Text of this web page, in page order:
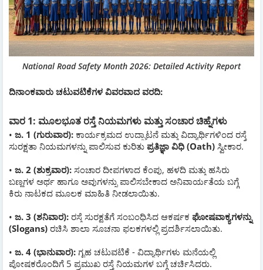
National Road Safety Month 2026: Detailed Activity Report
ದಿನಾಂಕವಾರು ಚಟುವಟಿಕೆಗಳ ವಿವರವಾದ ವರದಿ:
ವಾರ 1: ಮೂಲಭೂತ ರಸ್ತೆ ನಿಯಮಗಳು ಮತ್ತು ಸಂಚಾರ ಚಿಹ್ನೆಗಳು
• ಜ. 1 (ಗುರುವಾರ): ಕಾರ್ಯಕ್ರಮದ ಉದ್ಘಾಟನೆ ಮತ್ತು ವಿದ್ಯಾರ್ಥಿಗಳಿಂದ ರಸ್ತೆ
ಸುರಕ್ಷತಾ ನಿಯಮಗಳನ್ನು ಪಾಲಿಸುವ ಕುರಿತು ಪ್ರತಿಜ್ಞಾ ವಿಧಿ (Oath) ಸ್ವೀಕಾರ.
• ಜ. 2 (ಶುಕ್ರವಾರ): ಸಂಚಾರ ದೀಪಗಳಾದ ಕೆಂಪು, ಹಳದಿ ಮತ್ತು ಹಸಿರು
ಬಣ್ಣಗಳ ಅರ್ಥ ಹಾಗೂ ಅವುಗಳನ್ನು ಪಾಲಿಸಬೇಕಾದ ಅನಿವಾರ್ಯತೆಯ ಬಗ್ಗೆ
ಕಿರು ನಾಟಕದ ಮೂಲಕ ಮಾಹಿತಿ ನೀಡಲಾಯಿತು.
• ಜ. 3 (ಶನಿವಾರ): ರಸ್ತೆ ಸುರಕ್ಷತೆಗೆ ಸಂಬಂಧಿಸಿದ ಆಕರ್ಷಕ ಘೋಷವಾಕ್ಯಗಳನ್ನು
(Slogans) ರಚಿಸಿ ಶಾಲಾ ಸೂಚನಾ ಫಲಕಗಳಲ್ಲಿ ಪ್ರದರ್ಶಿಸಲಾಯಿತು.
• ಜ. 4 (ಭಾನುವಾರ): ಗೃಹ ಚಟುವಟಿಕೆ - ವಿದ್ಯಾರ್ಥಿಗಳು ಮನೆಯಲ್ಲಿ
ಪೋಷಕರೊಂದಿಗೆ 5 ಪ್ರಮುಖ ರಸ್ತೆ ನಿಯಮಗಳ ಬಗ್ಗೆ ಚರ್ಚಿಸಿದರು.